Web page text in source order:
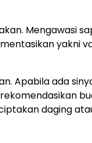
Mengawasi
yakni
Apabila ada
daging